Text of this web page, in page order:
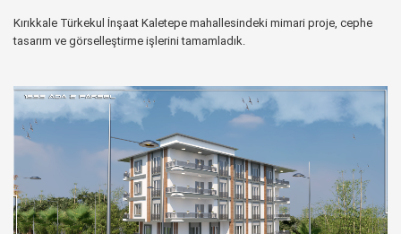
Kırıkkale Türkekul İnşaat Kaletepe mahallesindeki mimari proje, cephe
tasarım ve görselleştirme işlerini tamamladık.